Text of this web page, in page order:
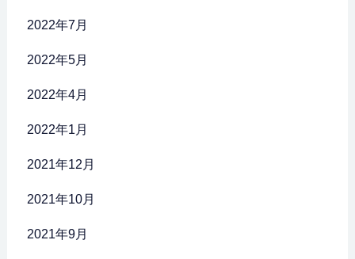
2022年7月
2022年5月
2022年4月
2022年1月
2021年12月
2021年10月
2021年9月